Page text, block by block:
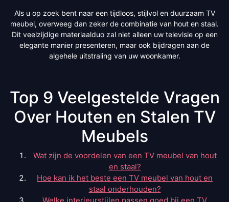
Als u op zoek bent naar een tijdloos, stijlvol en duurzaam TV
meubel, overweeg dan zeker de combinatie van hout en staal.
Dit veelzijdige materiaalduo zal niet alleen uw televisie op een
elegante manier presenteren, maar ook bijdragen aan de
algehele uitstraling van uw woonkamer.
Top 9 Veelgestelde Vragen
Over Houten en Stalen TV
Meubels
Wat zijn de voordelen van een TV meubel van hout
en staal?
Hoe kan ik het beste een TV meubel van hout en
staal onderhouden?
Welke interieurstijlen passen goed bij een TV